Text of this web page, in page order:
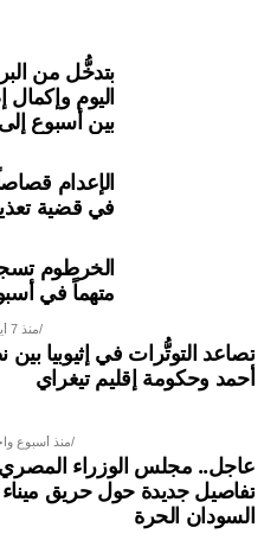
بتدخُّل من
اليوم
بين أسبوع إلى ١٠ أيام
في قضية
متهماً في
منذ 7 أيام
تصاعد التوتُّرات في إثيوبيا بين
أحمد وحكومة إقليم تيغراي
منذ أسبوع
عاجل.. مجلس الوزراء
تفاصيل جديدة حول حريق
السودان الحرة